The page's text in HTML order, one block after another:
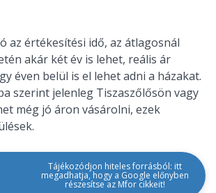
az értékesítési idő, az átlagosnál
akár két év is lehet, reális ár
éven belül is el lehet adni a házakat.
szerint jelenleg Tiszaszőlősön vagy
még jó áron vásárolni, ezek
Tájékozódjon hiteles forrásból: itt
megadhatja, hogy a Google előnyben
részesítse az Mfor cikkeit!